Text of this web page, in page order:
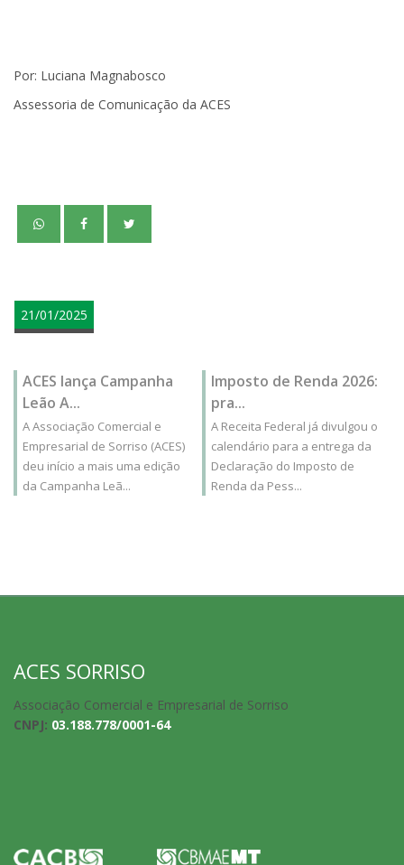
Por: Luciana Magnabosco
Assessoria de Comunicação da ACES
21/01/2025
ACES lança Campanha
Leão A...
A Associação Comercial e
Empresarial de Sorriso (ACES)
deu início a mais uma edição
da Campanha Leã...
Imposto de Renda 2026:
pra...
A Receita Federal já divulgou o
calendário para a entrega da
Declaração do Imposto de
Renda da Pess...
ACES SORRISO
Associação Comercial e Empresarial de Sorriso
CNPJ: 03.188.778/0001-64